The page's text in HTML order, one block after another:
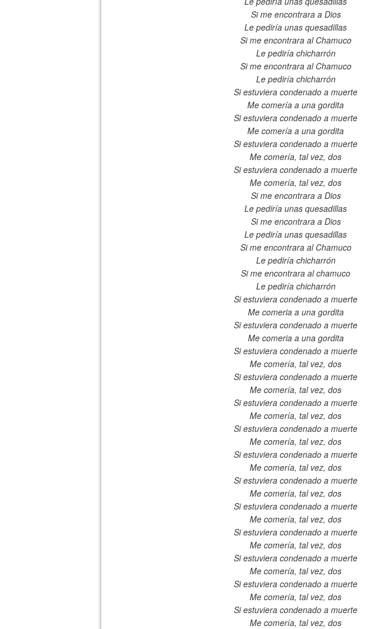
Si me encontrara a Dios
Le pediría unas quesadillas
Si me encontrara al Chamuco
Le pediría chicharrón
Si me encontrara al Chamuco
Le pediría chicharrón
Si estuviera condenado a muerte
Me comería a una gordita
Si estuviera condenado a muerte
Me comería a una gordita
Si estuviera condenado a muerte
Me comería, tal vez, dos
Si estuviera condenado a muerte
Me comería, tal vez, dos
Si me encontrara a Dios
Le pediría unas quesadillas
Si me encontrara a Dios
Le pediría unas quesadillas
Si me encontrara al Chamuco
Le pediría chicharrón
Si me encontrara al chamuco
Le pediría chicharrón
Si estuviera condenado a muerte
Me comeria a una gordita
Si estuviera condenado a muerte
Me comeria a una gordita
Si estuviera condenado a muerte
Me comería, tal vez, dos
Si estuviera condenado a muerte
Me comería, tal vez, dos
Si estuviera condenado a muerte
Me comería, tal vez, dos
Si estuviera condenado a muerte
Me comería, tal vez, dos
Si estuviera condenado a muerte
Me comería, tal vez, dos
Si estuviera condenado a muerte
Me comería, tal vez, dos
Si estuviera condenado a muerte
Me comería, tal vez, dos
Si estuviera condenado a muerte
Me comería, tal vez, dos
Si estuviera condenado a muerte
Me comería, tal vez, dos
Si estuviera condenado a muerte
Me comería, tal vez, dos
Si estuviera condenado a muerte
Me comería, tal vez, dos